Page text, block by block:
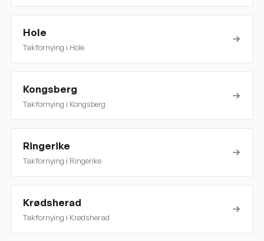
Hole
Takfornying i Hole
Kongsberg
Takfornying i Kongsberg
Ringerike
Takfornying i Ringerike
Krødsherad
Takfornying i Krødsherad